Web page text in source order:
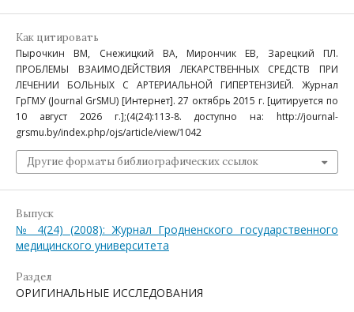
Как цитировать
Пырочкин ВМ, Снежицкий ВА, Мирончик ЕВ, Зарецкий ПЛ.
ПРОБЛЕМЫ ВЗАИМОДЕЙСТВИЯ ЛЕКАРСТВЕННЫХ СРЕДСТВ ПРИ
ЛЕЧЕНИИ БОЛЬНЫХ С АРТЕРИАЛЬНОЙ ГИПЕРТЕНЗИЕЙ. Журнал
ГрГМУ (Journal GrSMU) [Интернет]. 27 октябрь 2015 г. [цитируется по
10 август 2026 г.];(4(24):113-8. доступно на: http://journal-
grsmu.by/index.php/ojs/article/view/1042
Другие форматы библиографических ссылок
Выпуск
№ 4(24) (2008): Журнал Гродненского государственного
медицинского университета
Раздел
ОРИГИНАЛЬНЫЕ ИССЛЕДОВАНИЯ